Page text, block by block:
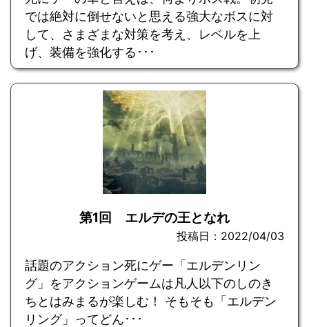
では絶対に倒せないと思える強大なボスに対
して、さまざまな対策を考え、レベルを上
げ、装備を強化する･･･
第1回 エルデの王となれ
投稿日：2022/04/03
話題のアクション死にゲー「エルデンリン
グ」をアクションゲームは凡人以下のしのき
ちとはみまるが楽しむ！ そもそも「エルデン
リング」ってどん･･･